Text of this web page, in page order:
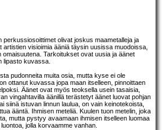
perkussiosoittimet olivat joskus maametalleja ja
artistien visioimia ääniä täysin uusissa muodoissa,
omaisuutena. Tarkoitukset ovat uusia ja äänet
lipasto kuvassa.
pudonneita muita osia, mutta kyse ei ole
ottanut kuvassa jopa maan itselleen, pinnoittaen
Äänet ovat myös teoksella usein tasaisia,
vingahtavilla äänillä terästetyt äänet luovat pohjan
siinä istuvan linnun laulua, on vain keinotekoista,
ääntä. Ihmisen meteliä. Kuulen tuon metelin, joka
mutta pystyy avaamaan ihmisen itselleen luomaa
jolla korvaamme vanhan.